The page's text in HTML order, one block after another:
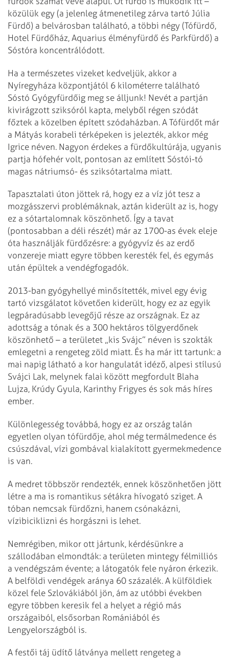
közülük egy (a jelenleg átmenetileg zárva tartó Júlia
Fürdő) a belvárosban található, a többi négy (Tófürdő,
Hotel Fürdőház, Aquarius élményfürdő és Parkfürdő) a
Sóstóra koncentrálódott.
Ha a természetes vizeket kedveljük, akkor a
Nyíregyháza központjától 6 kilométerre található
Sóstó Gyógyfürdőig meg se álljunk! Nevét a partján
kivirágzott sziksóról kapta, melyből régen szódát
főztek a közelben épített szódaházban. A Tófürdőt már
a Mátyás korabeli térképeken is jelezték, akkor még
Igrice néven. Nagyon érdekes a fürdőkultúrája, ugyanis
partja hófehér volt, pontosan az említett Sóstói-tó
magas nátriumsó- és sziksótartalma miatt.
Tapasztalati úton jöttek rá, hogy ez a víz jót tesz a
mozgásszervi problémáknak, aztán kiderült az is, hogy
ez a sótartalomnak köszönhető. Így a tavat
(pontosabban a déli részét) már az 1700-as évek eleje
óta használják fürdőzésre: a gyógyvíz és az erdő
vonzereje miatt egyre többen keresték fel, és egymás
után épültek a vendégfogadók.
2013-ban gyógyhellyé minősítették, mivel egy évig
tartó vizsgálatot követően kiderült, hogy ez az egyik
legpáradúsabb levegőjű része az országnak. Ez az
adottság a tónak és a 300 hektáros tölgyerdőnek
köszönhető – a területet „kis Svájc” néven is szokták
emlegetni a rengeteg zöld miatt. És ha már itt tartunk: a
mai napig látható a kor hangulatát idéző, alpesi stílusú
Svájci Lak, melynek falai között megfordult Blaha
Lujza, Krúdy Gyula, Karinthy Frigyes és sok más híres
ember.
Különlegesség továbbá, hogy ez az ország talán
egyetlen olyan tófürdője, ahol még termálmedence és
csúszdával, vízi gombával kialakított gyermekmedence
is van.
A medret többször rendezték, ennek köszönhetően jött
létre a ma is romantikus sétákra hívogató sziget. A
tóban nemcsak fürdőzni, hanem csónakázni,
vízibiciklizni és horgászni is lehet.
Nemrégiben, mikor ott jártunk, kérdésünkre a
szállodában elmondták: a területen mintegy félmilliós
a vendégszám évente; a látogatók fele nyáron érkezik.
A belföldi vendégek aránya 60 százalék. A külföldiek
közel fele Szlovákiából jön, ám az utóbbi években
egyre többen keresik fel a helyet a régió más
országaiból, elsősorban Romániából és
Lengyelországból is.
A festői táj üdítő látványa mellett rengeteg a